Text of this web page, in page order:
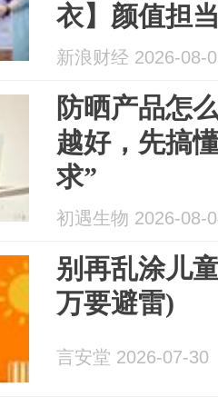
衣】颜值担
新浪财经 2026-08-
防晒产品怎
越好，先搞
求”
初遇生物 2026-08-
别再乱涂儿
万要避雷)
言安堂 2026-07-30